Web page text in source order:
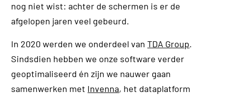
nog niet wist: achter de schermen is er de
afgelopen jaren veel gebeurd.
In 2020 werden we onderdeel vanTDA Group.
Sindsdien hebben we onze software verder
geoptimaliseerd én zijn we nauwer gaan
samenwerken met Invenna, het dataplatform